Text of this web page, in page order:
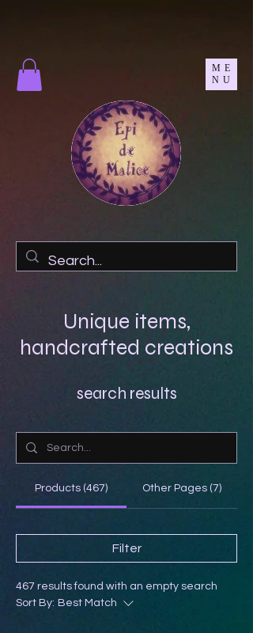
ME
NU
Unique items,
handcrafted creations
search results
Products (467) Other Pages (7)
Filter
467 results found with an empty search
Sort By: Best Match